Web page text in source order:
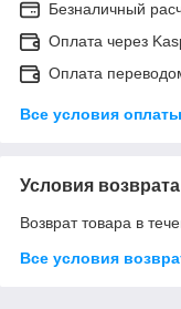
Безналичный
Оплата через
Оплата
Все условия оплаты
Условия возврата
Возврат товара в
Все условия